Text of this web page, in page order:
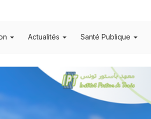
Actualités Santé Publique